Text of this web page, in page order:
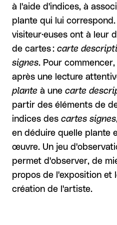
à l'aide d'indices, à
plante qui lui
visiteur·euses ont à leur
de cartes : carte
signes. Pour commencer,
après une lecture
plante à une carte
partir des éléments de
indices des cartes signes
en déduire quelle plante
œuvre. Un jeu
permet d'observer, de
propos de l'exposition et
création de l'artiste.